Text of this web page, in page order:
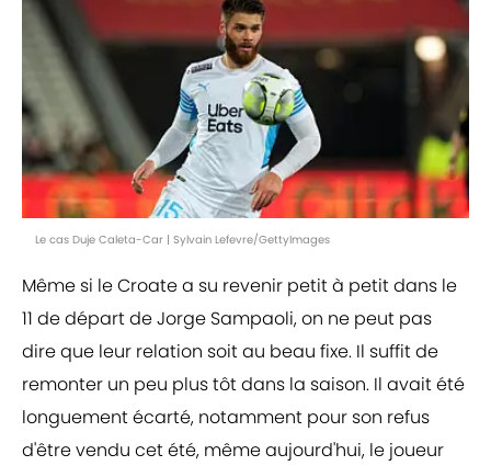
Le cas Duje Caleta-Car | Sylvain Lefevre/GettyImages
Même si le Croate a su revenir petit à petit dans le
11 de départ de Jorge Sampaoli, on ne peut pas
dire que leur relation soit au beau fixe. Il suffit de
remonter un peu plus tôt dans la saison. Il avait été
longuement écarté, notamment pour son refus
d'être vendu cet été, même aujourd'hui, le joueur